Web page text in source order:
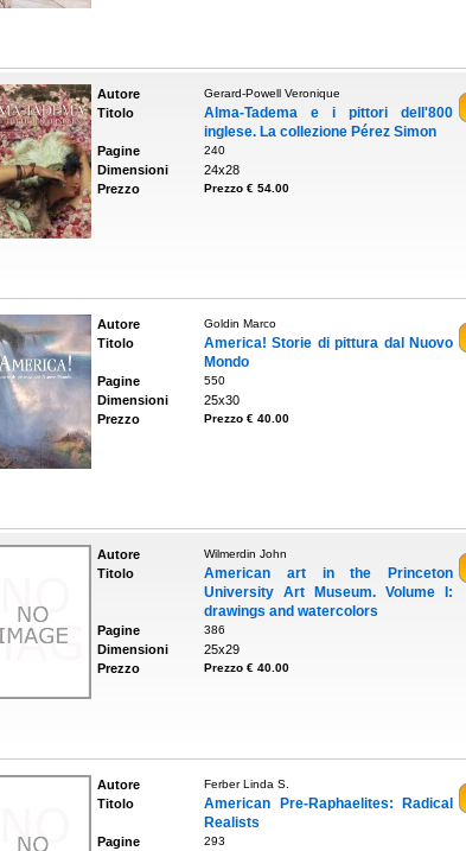
Autore Gerard-Powell Veronique
Titolo
Alma-Tadema e i pittori dell'800
inglese. La collezione Pérez Simon
Pagine 240
Dimensioni
24x28
Prezzo
Prezzo € 54.00
Autore Goldin Marco
Titolo
America! Storie di pittura dal Nuovo
Mondo
Pagine 550
Dimensioni
25x30
Prezzo
Prezzo € 40.00
Autore Wilmerdin John
Titolo
American art in the Princeton
University Art Museum. Volume I:
drawings and watercolors
Pagine 386
Dimensioni
25x29
Prezzo
Prezzo € 40.00
Autore Ferber Linda S.
Titolo
American Pre-Raphaelites: Radical
Realists
Pagine 293